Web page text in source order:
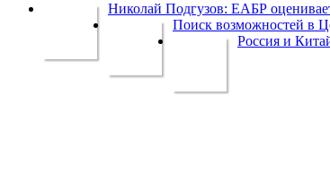
Николай Подгузов: ЕАБР
Поиск возможностей в
Россия и